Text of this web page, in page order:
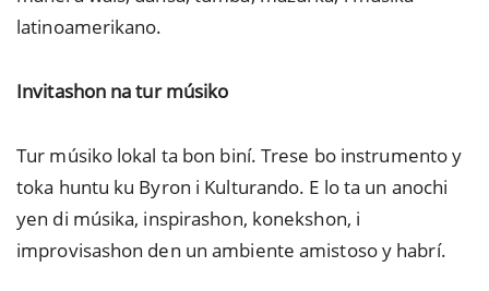
latinoamerikano.
Invitashon na tur músiko
Tur músiko lokal ta bon biní. Trese bo instrumento y
toka huntu ku Byron i Kulturando. E lo ta un anochi
yen di músika, inspirashon, konekshon, i
improvisashon den un ambiente amistoso y habrí.